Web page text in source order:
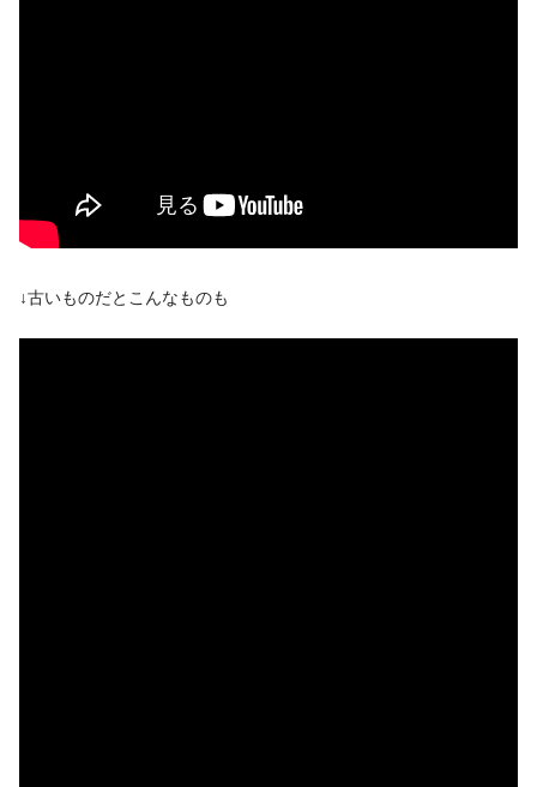
↓古いものだとこんなものも